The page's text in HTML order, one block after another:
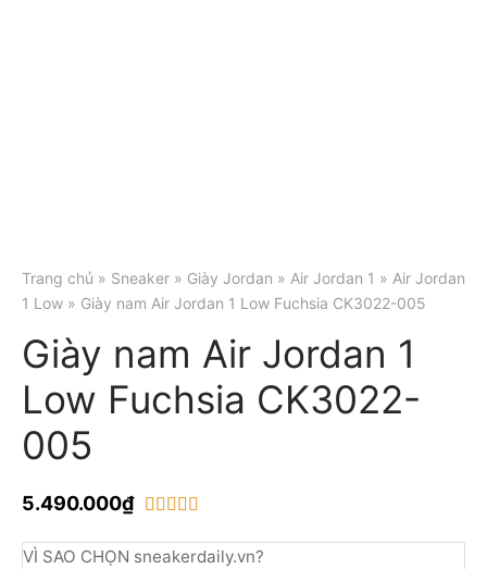
Trang chủ » Sneaker » Giày Jordan » Air Jordan 1 » Air Jordan
1 Low » Giày nam Air Jordan 1 Low Fuchsia CK3022-005
Giày nam Air Jordan 1
Low Fuchsia CK3022-
005
5.490.000₫
VÌ SAO CHỌN sneakerdaily.vn?